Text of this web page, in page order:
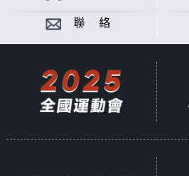
聯 絡